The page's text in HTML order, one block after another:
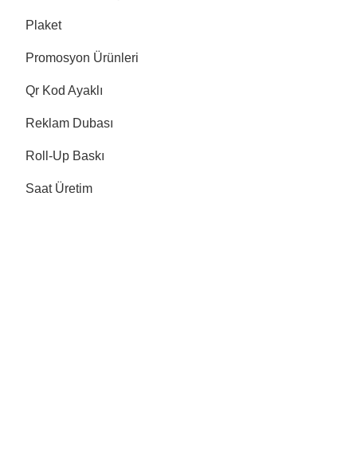
Plaket
Promosyon Ürünleri
Qr Kod Ayaklı
Reklam Dubası
Roll-Up Baskı
Saat Üretim